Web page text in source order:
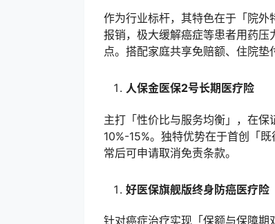
作为行业标杆，其特色在于「院
报销，极大缓解癌症等患者用药
点。搭配家庭共享免赔额、住院垫
人保金医保2号长期医疗险
主打「性价比与服务均衡」，在
10%-15%。独特优势在于首创「
常后可申请取消免责条款。
好医保旗舰版终身防癌医疗险
针对癌症治疗实现「保额与保障